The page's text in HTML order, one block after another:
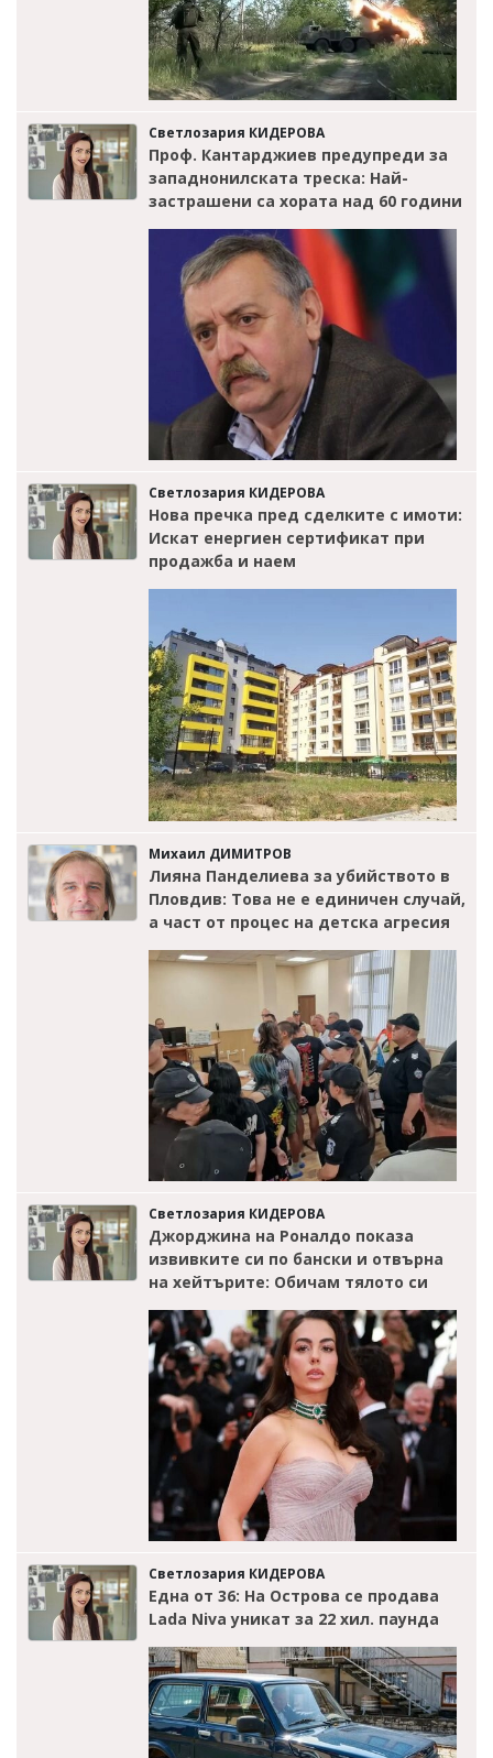
Светлозария КИДЕРОВА
Проф. Кантарджиев предупреди за
западнонилската треска: Най-
застрашени са хората над 60 години
Светлозария КИДЕРОВА
Нова пречка пред сделките с имоти:
Искат енергиен сертификат при
продажба и наем
Михаил ДИМИТРОВ
Лияна Панделиева за убийството в
Пловдив: Това не е единичен случай,
а част от процес на детска агресия
Светлозария КИДЕРОВА
Джорджина на Роналдо показа
извивките си по бански и отвърна
на хейтърите: Обичам тялото си
Светлозария КИДЕРОВА
Една от 36: На Острова се продава
Lada Niva уникат за 22 хил. паунда